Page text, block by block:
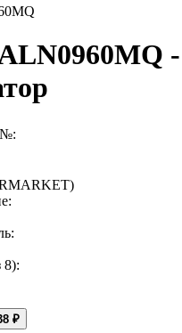
-
№:
8):
₽